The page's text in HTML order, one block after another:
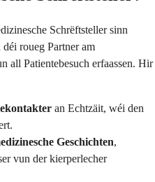
Schrëftsteller sinn
roueg Partner am
all Patientebesuch erfaassen. Hir
an Echtzäit, wéi den
Geschichten,
vun der kierperlecher